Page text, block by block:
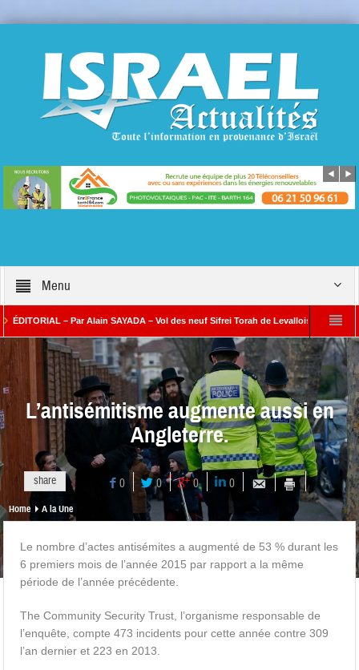
Menu
– Par Alain SAYADA – Vol des neuf Sifrei Torah de Levallois : jusqu’à quand
SAYADA Benjamin Netanyahou à l’Iran : « Si vous nous attaquez,
L’antisémitisme augmente aussi en
Angleterre.
share 0 0 0 0
Home A la Une
Le nombre d’actes antisémites a augmenté de 53 % durant les
6 premiers mois de l’année 2015 par rapport a la même
période de l’année précédente.
The Community Security Trust, l’organisme responsable de
l’enquête, compte 473 incidents pour cette année contre 309
l’an dernier et 223 en 2013.